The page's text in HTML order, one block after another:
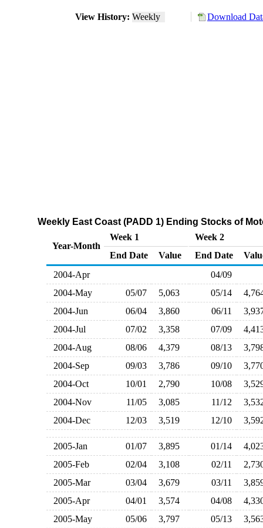
View History: Weekly Download
Weekly East Coast (PADD 1) Ending Stocks of
Year-Month
Week 1
Week 2
End Date
Value End Date
2004-Apr
04/09
2004-May
05/07 5,063 05/14
2004-Jun
06/04 3,860 06/11
2004-Jul
07/02 3,358 07/09
2004-Aug
08/06 4,379 08/13
2004-Sep
09/03 3,786 09/10
2004-Oct
10/01 2,790 10/08
2004-Nov
11/05 3,085 11/12
2004-Dec
12/03 3,519 12/10
2005-Jan 01/07 3,895 01/14
2005-Feb
02/04 3,108 02/11
2005-Mar
03/04 3,679 03/11
2005-Apr
04/01 3,574 04/08
2005-May
05/06 3,797 05/13